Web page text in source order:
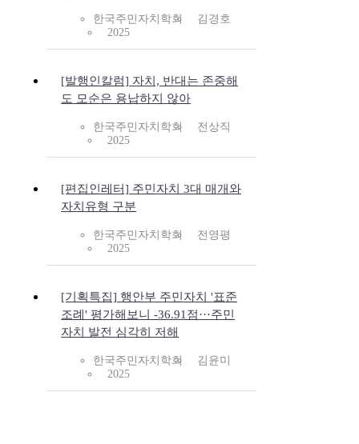
한국주민자치학회
김경호
2025
[발행인칼럼] 자치, 반대는 존중해
도 모순은 용납하지 않아
한국주민자치학회
전상직
2025
[편집인레터] 주민자치 3대 매개와
자치유형 구분
한국주민자치학회
전영평
2025
[기획특집] 행안부 주민자치 '표준
조례' 평가해보니 -36.91점···주민
자치 발전 심각히 저해
한국주민자치학회
김윤미
2025